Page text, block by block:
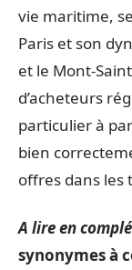
vie maritime,
Paris et son
et le Mont-
d’acheteurs
particulier à
bien
offres dans les
A lire en
synonymes à